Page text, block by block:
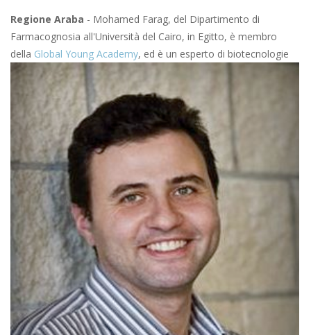
Regione Araba - Mohamed Farag, del Dipartimento di
Farmacognosia all'Università del Cairo, in Egitto, è membro
della Global Young Academy, ed è un esperto di biotecnologie